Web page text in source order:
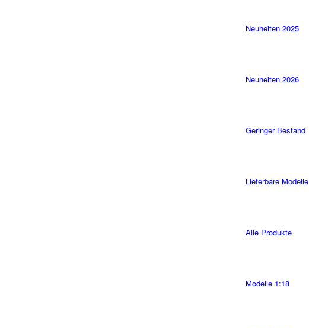
Neuheiten 2025
Neuheiten 2026
Geringer Bestand
Lieferbare Modelle
Alle Produkte
Modelle 1:18